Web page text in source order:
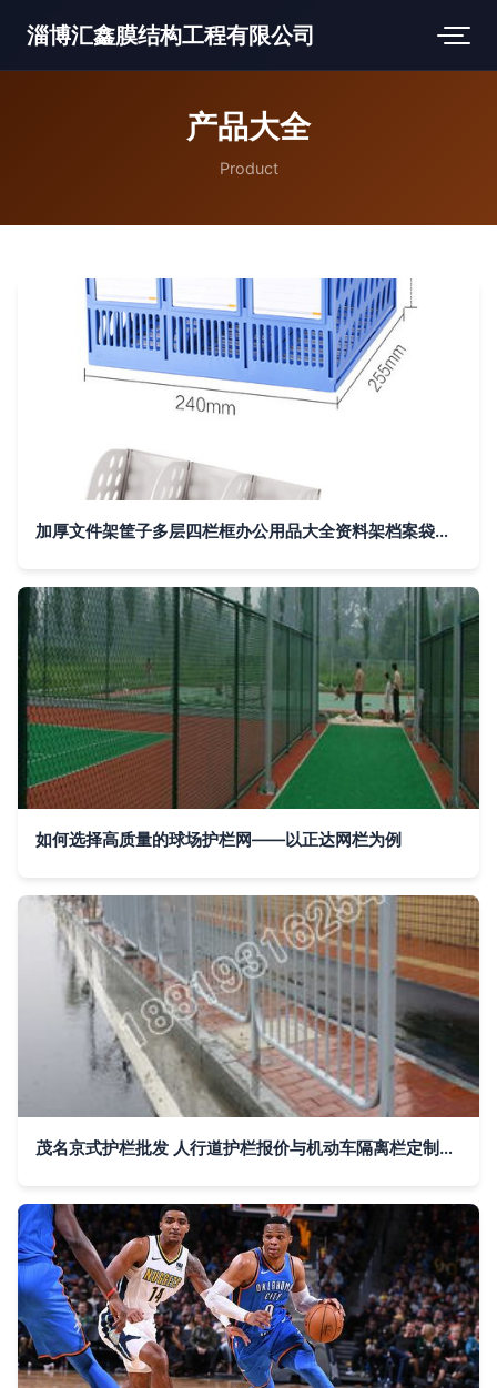
淄博汇鑫膜结构工程有限公司
产品大全
Product
加厚文件架筐子多层四栏框办公用品大全资料架档案袋文件夹收纳盒置物盘篮学生用书架简易
如何选择高质量的球场护栏网——以正达网栏为例
茂名京式护栏批发 人行道护栏报价与机动车隔离栏定制服务全解析